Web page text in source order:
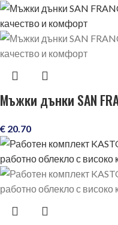
Мъжки дънки SAN
€ 20.70